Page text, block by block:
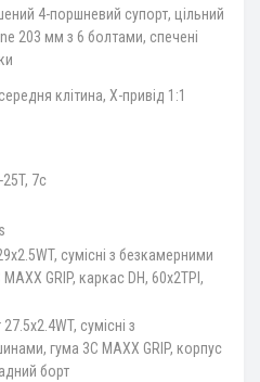
4-поршневий супорт, цільний
203 мм з 6 болтами, спечені
клітина, X-привід 1:1
7с
сумісні з безкамерними
GRIP, каркас DH, 60x2TPI,
сумісні з
гума 3C MAXX GRIP, корпус
борт